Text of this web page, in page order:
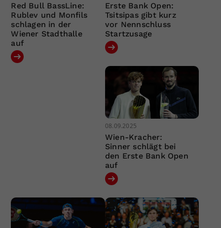
Red Bull BassLine:
Rublev und Monfils
schlagen in der
Wiener Stadthalle
auf
Erste Bank Open:
Tsitsipas gibt kurz
vor Nennschluss
Startzusage
08.09.2025
Wien-Kracher:
Sinner schlägt bei
den Erste Bank Open
auf